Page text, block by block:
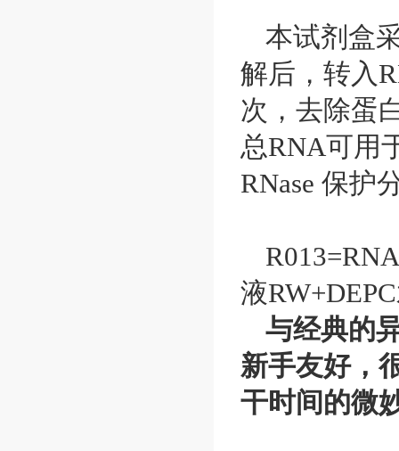
本试剂盒
解后，转入
次，去除蛋
总RNA可用
RNase 保护
液
与经典的
新手友好，
干时间的微